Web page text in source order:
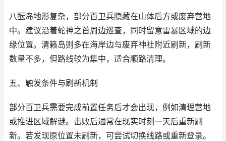
八酝岛地形复杂，部分百卫兵隐藏在山体后方或废弃营地
中。建议沿着蛇神之首周边巡查，同时留意雷暴区域的边
缘位置。清籁岛则多在海岸边与废弃神社附近刷新，刷新
数量不多，但路线较为集中，适合顺路清理。
五、触发条件与刷新机制
部分百卫兵需要完成前置任务后才会出现，例如清理营地
或推进区域解谜。击败后通常在现实时刻一天后重新刷
新。若发现原位置未刷新，可尝试切换线路或重新登录。